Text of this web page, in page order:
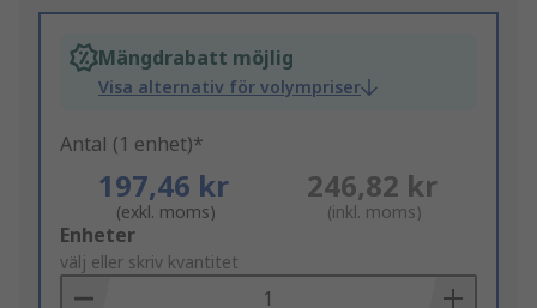
Mängdrabatt möjlig
Visa alternativ för volympriser
Antal (1 enhet)*
197,46 kr
(exkl. moms)
246,82 kr
(inkl. moms)
Add
to
Basket
Enheter
välj eller skriv kvantitet